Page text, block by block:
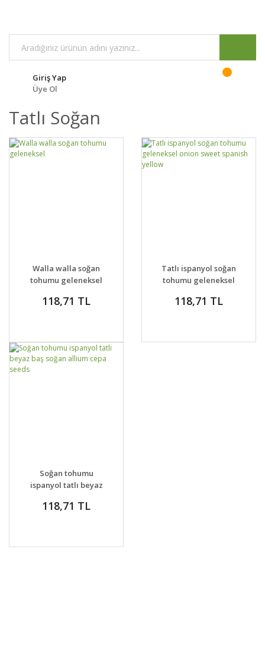
Giriş Yap
Üye Ol
Tatlı Soğan
DETAYLAR SEPETE EKLE
Walla walla soğan
tohumu geleneksel
118,71 TL
DETAYLAR SEPETE EKLE
Tatlı ispanyol soğan
tohumu geleneksel
yellow
118,71 TL
DETAYLAR SEPETE EKLE
Soğan tohumu
ispanyol tatlı beyaz
seeds
118,71 TL